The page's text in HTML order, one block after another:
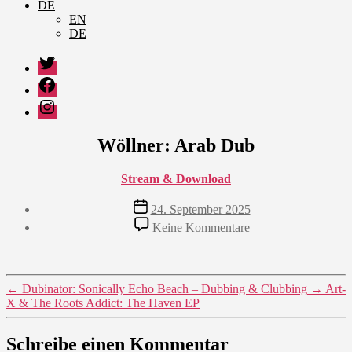
DE
EN
DE
Twitter
Facebook
Instagram
Wöllner: Arab Dub
Stream & Download
Veröffentlichungsdatum
24. September 2025
Keine Kommentarezu
Wöllner:
← Dubinator: Sonically Echo Beach – Dubbing & Clubbing → Art-
X & The Roots Addict: The Haven EP
Schreibe einen Kommentar